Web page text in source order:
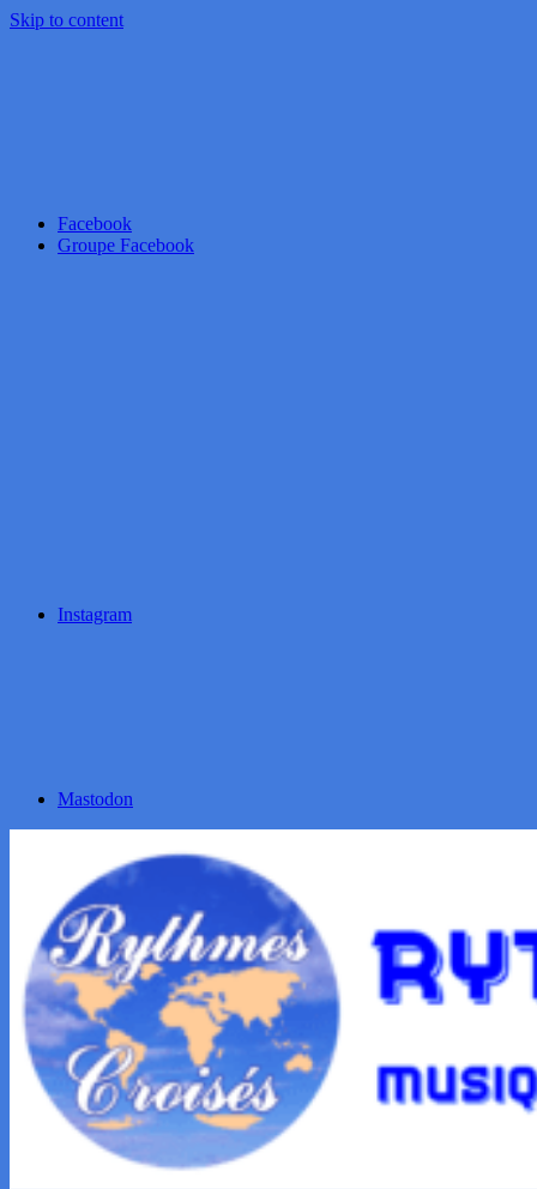
Skip to content
Facebook
Groupe Facebook
Instagram
Mastodon